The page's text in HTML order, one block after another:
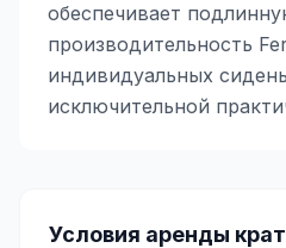
обеспечивает
производительность
индивидуальных
исключительной
Условия аренды